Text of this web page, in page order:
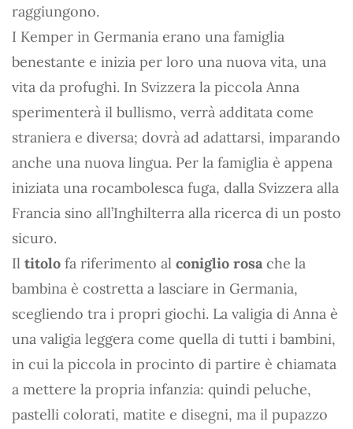
raggiungono.
I Kemper in Germania erano una famiglia
benestante e inizia per loro una nuova vita, una
vita da profughi. In Svizzera la piccola Anna
sperimenterà il bullismo, verrà additata come
straniera e diversa; dovrà ad adattarsi, imparando
anche una nuova lingua. Per la famiglia è appena
iniziata una rocambolesca fuga, dalla Svizzera alla
Francia sino all’Inghilterra alla ricerca di un posto
sicuro.
Il titolo fa riferimento al coniglio rosa che la
bambina è costretta a lasciare in Germania,
scegliendo tra i propri giochi. La valigia di Anna è
una valigia leggera come quella di tutti i bambini,
in cui la piccola in procinto di partire è chiamata
a mettere la propria infanzia: quindi peluche,
pastelli colorati, matite e disegni, ma il pupazzo